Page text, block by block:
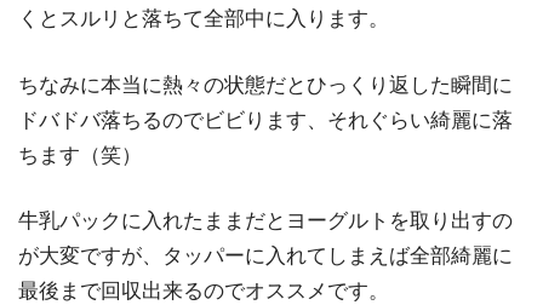
くとスルリと落ちて全部中に入ります。
ちなみに本当に熱々の状態だとひっくり返した瞬間に
ドバドバ落ちるのでビビります、それぐらい綺麗に落
ちます（笑）
牛乳パックに入れたままだとヨーグルトを取り出すの
が大変ですが、タッパーに入れてしまえば全部綺麗に
最後まで回収出来るのでオススメです。